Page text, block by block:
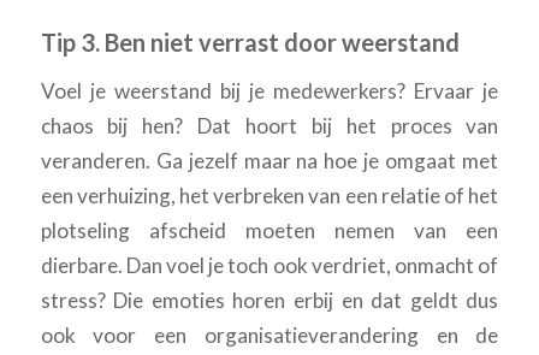
Tip 3. Ben niet verrast door weerstand
Voel je weerstand bij je medewerkers? Ervaar je
chaos bij hen? Dat hoort bij het proces van
veranderen. Ga jezelf maar na hoe je omgaat met
een verhuizing, het verbreken van een relatie of het
plotseling afscheid moeten nemen van een
dierbare. Dan voel je toch ook verdriet, onmacht of
stress? Die emoties horen erbij en dat geldt dus
ook voor een organisatieverandering en de